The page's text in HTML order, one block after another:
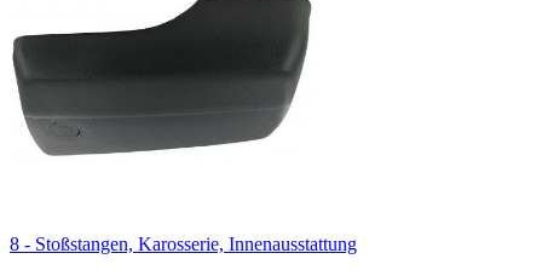
8 - Stoßstangen, Karosserie, Innenausstattung